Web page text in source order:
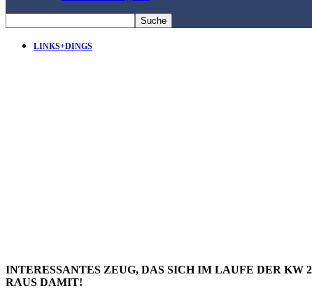
LINKS+DINGS
INTERESSANTES ZEUG, DAS SICH IM LAUFE DER
RAUS DAMIT!